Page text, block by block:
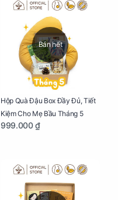
Bán hết
Hộp Quà Đậu Box Đầy Đủ, Tiết
Kiệm Cho Mẹ Bầu Tháng 5
999.000 ₫